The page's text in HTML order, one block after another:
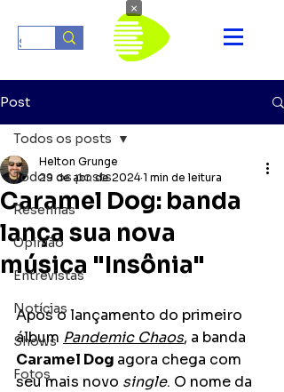
Post
Todos os posts
Resenhas
Opinião
Entrevistas
Notícias
Shows
Fotos
Todos os posts
Caramel Dog: banda
lança sua nova
música "Insônia"
Helton Grunge
29 de abr. de 2024 1 min de leitura
Após o lançamento do primeiro
álbum Pandemic Chaos, a banda
Caramel Dog agora chega com
seu mais novo single. O nome da
×